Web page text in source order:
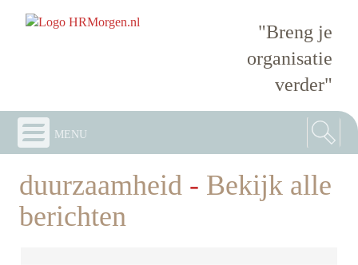
"Breng je
organisatie
verder"
menu
duurzaamheid - Bekijk alle
berichten